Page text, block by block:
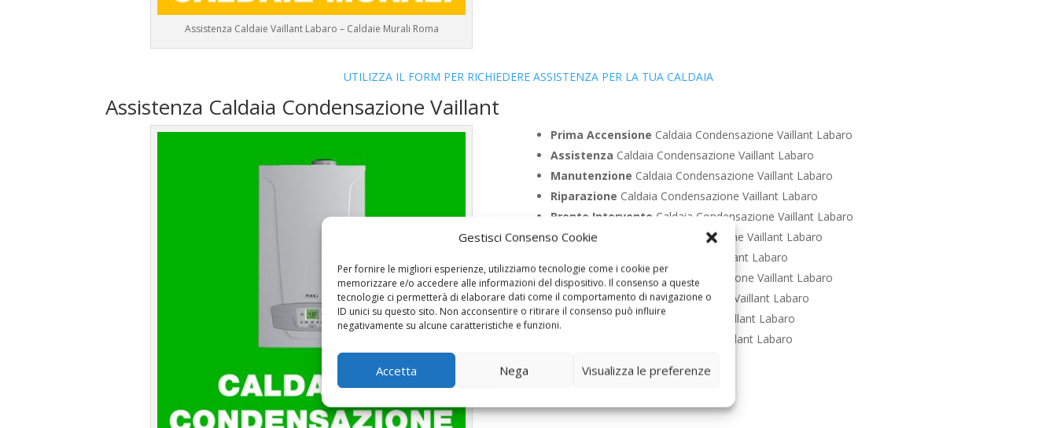
Gestisci Consenso Cookie
Per fornire le migliori esperienze, utilizziamo tecnologie come i cookie per
memorizzare e/o accedere alle informazioni del dispositivo. Il consenso a queste
tecnologie ci permetterà di elaborare dati come il comportamento di navigazione o
ID unici su questo sito. Non acconsentire o ritirare il consenso può influire
negativamente su alcune caratteristiche e funzioni.
Accetta Nega Visualizza le preferenze
Assistenza Caldaie Vaillant Labaro – Caldaie Murali Roma
UTILIZZA IL FORM PER RICHIEDERE ASSISTENZA PER LA TUA CALDAIA
Assistenza Caldaia Condensazione Vaillant
Prima Accensione Caldaia Condensazione Vaillant Labaro
Assistenza Caldaia Condensazione Vaillant Labaro
Manutenzione Caldaia Condensazione Vaillant Labaro
Riparazione Caldaia Condensazione Vaillant Labaro
Pronto Intervento Caldaia Condensazione Vaillant Labaro
Sostituzione
Caldaia Condensazione Vaillant Labaro
Caldaia Condensazione Vaillant Labaro
Controllo FumiCaldaia Condensazione Vaillant Labaro
Bollino BluCaldaia Condensazione Vaillant Labaro
VenditaCaldaia Condensazione Vaillant Labaro
Caldaia Condensazione Vaillant Labaro